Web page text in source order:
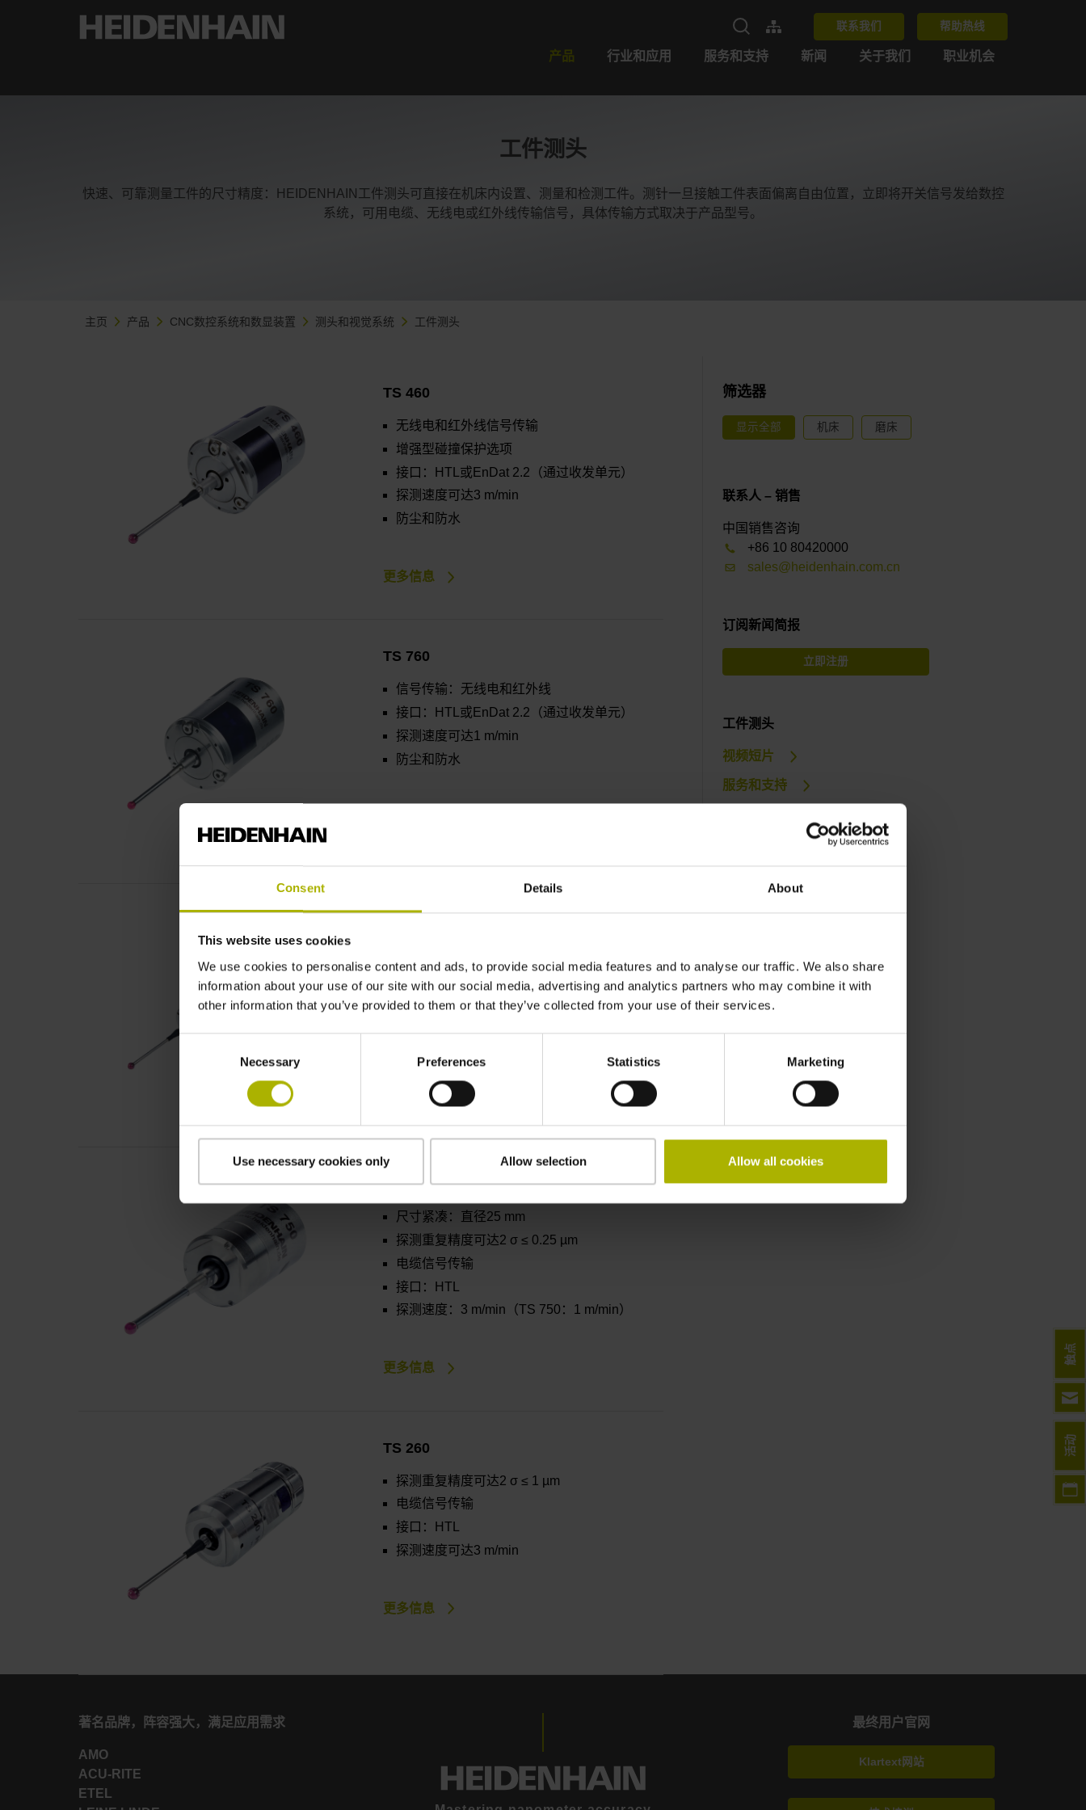
Consent Details About
This website uses cookies
We use cookies to personalise content and ads, to provide social media features and to analyse our traffic. We also share
information about your use of our site with our social media, advertising and analytics partners who may combine it with
other information that you’ve provided to them or that they’ve collected from your use of their services.
Necessary Preferences Statistics Marketing
Use necessary cookies only Allow selection Allow all cookies
联系我们 帮助热线
产品 行业和应用 服务和支持 新闻 关于我们 职业机会
工件测头
快速、可靠测量工件的尺寸精度：HEIDENHAIN工件测头可直接在机床内设置、测量和检测工件。测针一旦接触工件表面偏离自由位置，立即将开关信号发给数控
系统，可用电缆、无线电或红外线传输信号，具体传输方式取决于产品型号。
主页 产品 CNC数控系统和数显装置 测头和视觉系统 工件测头
筛选器
显示全部 机床 磨床
联系人 – 销售
中国销售咨询
+86 10 80420000
sales@heidenhain.com.cn
订阅新闻简报
立即注册
工件测头
视频短片
服务和支持
TS 460
无线电和红外线信号传输
增强型碰撞保护选项
接口：HTL或EnDat 2.2（通过收发单元）
探测速度可达3 m/min
防尘和防水
更多信息
TS 760
信号传输：无线电和红外线
接口：HTL或EnDat 2.2（通过收发单元）
探测速度可达1 m/min
防尘和防水
探测速度：3 m/min
更多信息
TS 150和TS 750
尺寸紧凑：直径25 mm
探测重复精度可达2 σ ≤ 0.25 µm
电缆信号传输
接口：HTL
探测速度：3 m/min（TS 750：1 m/min）
更多信息
TS 260
探测重复精度可达2 σ ≤ 1 µm
电缆信号传输
接口：HTL
探测速度可达3 m/min
更多信息
著名品牌，阵容强大，满足应用需求
AMO
ACU-RITE
ETEL
最终用户官网
Klartext网站
活动
触点